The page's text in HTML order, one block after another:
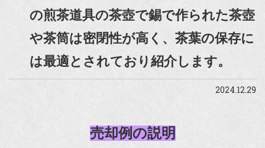
の煎茶道具の茶壺で錫で作られた茶壺
や茶筒は密閉性が高く、茶葉の保存に
は最適とされており紹介します。
2024.12.29
売却例の説明